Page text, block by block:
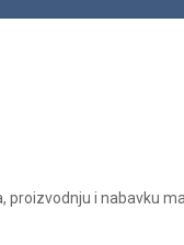
i nabavku